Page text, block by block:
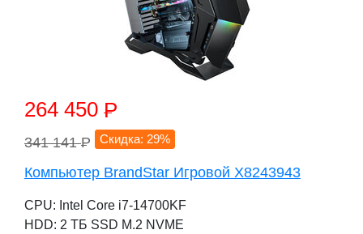
264 450 P
341 141P Скидка: 29%
Компьютер BrandStar Игровой X8243943
CPU: Intel Core i7-14700KF
HDD: 2 TБ SSD M.2 NVME